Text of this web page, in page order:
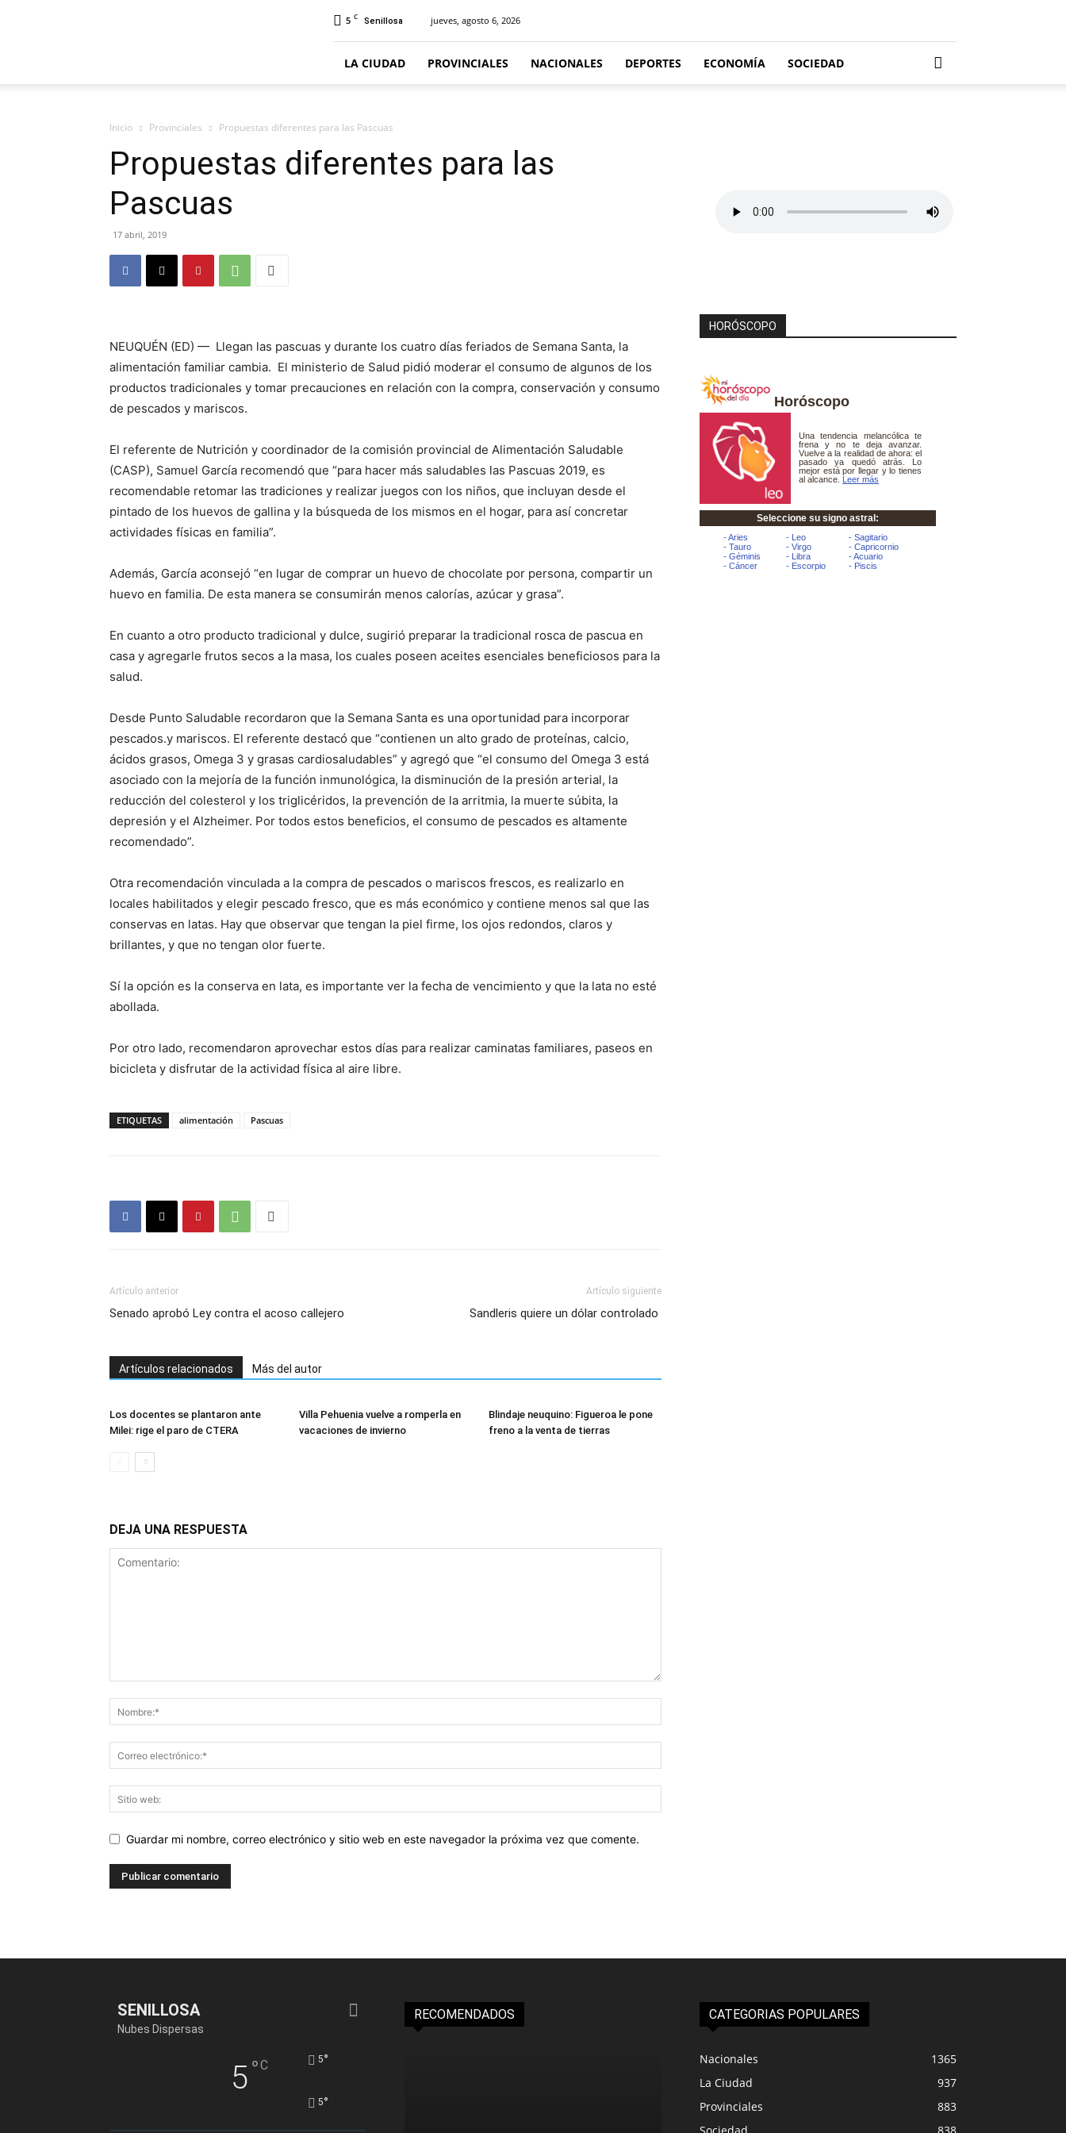
5 C Senillosa jueves, agosto 6, 2026
LA CIUDAD PROVINCIALES NACIONALES DEPORTES ECONOMÍA SOCIEDAD
Inicio Provinciales Propuestas diferentes para las Pascuas
Propuestas diferentes para las
Pascuas
17 abril, 2019
NEUQUÉN (ED) — Llegan las pascuas y durante los cuatro días feriados de Semana Santa, la
alimentación familiar cambia. El ministerio de Salud pidió moderar el consumo de algunos de los
productos tradicionales y tomar precauciones en relación con la compra, conservación y consumo
de pescados y mariscos.
El referente de Nutrición y coordinador de la comisión provincial de Alimentación Saludable
(CASP), Samuel García recomendó que “para hacer más saludables las Pascuas 2019, es
recomendable retomar las tradiciones y realizar juegos con los niños, que incluyan desde el
pintado de los huevos de gallina y la búsqueda de los mismos en el hogar, para así concretar
actividades físicas en familia”.
Además, García aconsejó “en lugar de comprar un huevo de chocolate por persona, compartir un
huevo en familia. De esta manera se consumirán menos calorías, azúcar y grasa”.
En cuanto a otro producto tradicional y dulce, sugirió preparar la tradicional rosca de pascua en
casa y agregarle frutos secos a la masa, los cuales poseen aceites esenciales beneficiosos para la
salud.
Desde Punto Saludable recordaron que la Semana Santa es una oportunidad para incorporar
pescados.y mariscos. El referente destacó que “contienen un alto grado de proteínas, calcio,
ácidos grasos, Omega 3 y grasas cardiosaludables” y agregó que “el consumo del Omega 3 está
asociado con la mejoría de la función inmunológica, la disminución de la presión arterial, la
reducción del colesterol y los triglicéridos, la prevención de la arritmia, la muerte súbita, la
depresión y el Alzheimer. Por todos estos beneficios, el consumo de pescados es altamente
recomendado”.
Otra recomendación vinculada a la compra de pescados o mariscos frescos, es realizarlo en
locales habilitados y elegir pescado fresco, que es más económico y contiene menos sal que las
conservas en latas. Hay que observar que tengan la piel firme, los ojos redondos, claros y
brillantes, y que no tengan olor fuerte.
Sí la opción es la conserva en lata, es importante ver la fecha de vencimiento y que la lata no esté
abollada.
Por otro lado, recomendaron aprovechar estos días para realizar caminatas familiares, paseos en
bicicleta y disfrutar de la actividad física al aire libre.
ETIQUETAS alimentación Pascuas
Artículo anterior
Senado aprobó Ley contra el acoso callejero
Artículo siguiente
Sandleris quiere un dólar controlado
Artículos relacionados Más del autor
Los docentes se plantaron ante
Milei: rige el paro de CTERA
Villa Pehuenia vuelve a romperla en
vacaciones de invierno
Blindaje neuquino: Figueroa le pone
freno a la venta de tierras
DEJA UNA RESPUESTA
Guardar mi nombre, correo electrónico y sitio web en este navegador la próxima vez que comente.
HORÓSCOPO
Horóscopo
SENILLOSA
Nubes Dispersas
5°C 5°
5°
RECOMENDADOS CATEGORIAS POPULARES
Nacionales
1365
La Ciudad
937
Provinciales
883
Sociedad
838